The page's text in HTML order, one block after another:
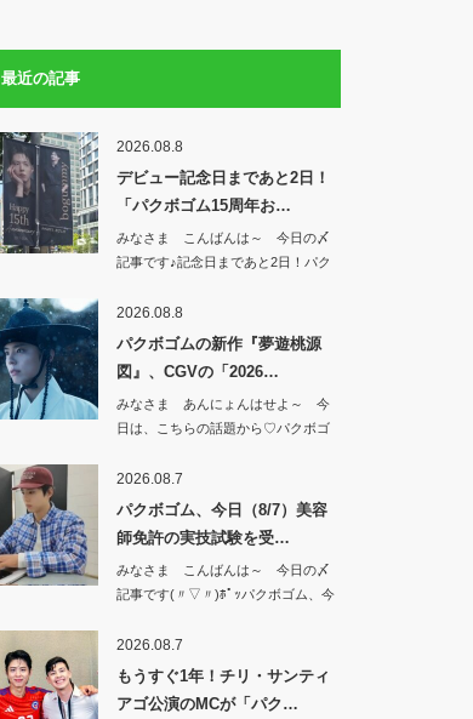
最近の記事
2026.08.8
デビュー記念日まであと2日！
「パクボゴム15周年お…
みなさま こんばんは～ 今日の〆
記事です♪記念日まであと2日！パク
2026.08.8
パクボゴムの新作『夢遊桃源
図』、CGVの「2026…
みなさま あんにょんはせよ～ 今
日は、こちらの話題から♡パクボゴ
2026.08.7
パクボゴム、今日（8/7）美容
師免許の実技試験を受…
みなさま こんばんは～ 今日の〆
記事です(〃▽〃)ﾎﾟｯパクボゴム、今
2026.08.7
もうすぐ1年！チリ・サンティ
アゴ公演のMCが「パク…